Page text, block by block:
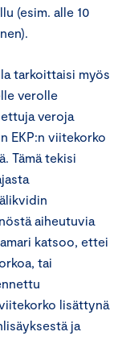
(esim. alle 10
tarkoittaisi myös
verolle
veroja
EKP:n viitekorko
Tämä tekisi
aiheutuvia
katsoo, ettei
tai
lisättynä
ja